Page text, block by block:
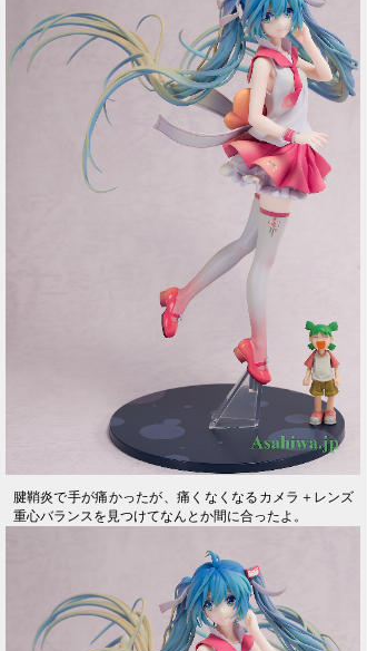
腱鞘炎で手が痛かったが、痛くなくなるカメラ＋レンズ
重心バランスを見つけてなんとか間に合ったよ。